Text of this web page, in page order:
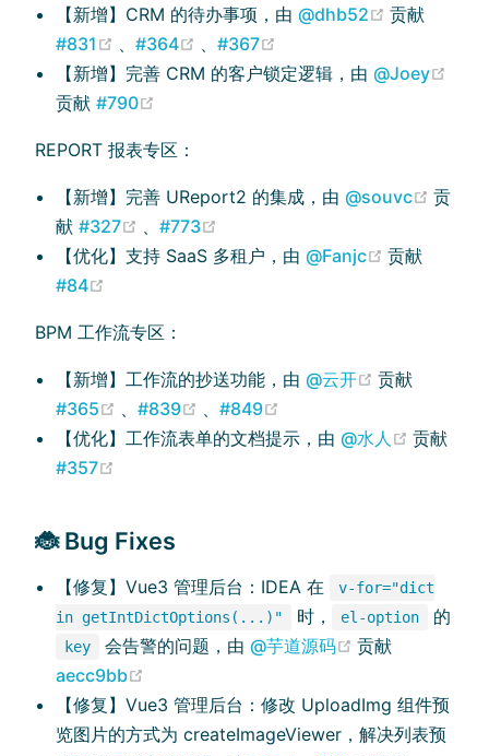
【新增】CRM 的待办事项，由@dhb52 (opens
贡献
#831
(opens new window)
、#364 (opens new window)
、#367
【新增】完善 CRM 的客户锁定逻辑，由@Joey
贡献#790
REPORT 报表专区：
【新增】完善 UReport2 的集成，由@souvc
贡
献#327 (opens new window)
、#773
【优化】支持 SaaS 多租户，由@Fanjc (opens
贡献
#84
BPM 工作流专区：
【新增】工作流的抄送功能，由@云开 (opens new
贡献
#365
(opens new window)
、#839 (opens new window)
、#849
【优化】工作流表单的文档提示，由@水人 (opens
贡献
#357
🐞 Bug Fixes
【修复】Vue3 管理后台：IDEA 在
v-for="dict
in getIntDictOptions(...)"
时， el-option 的
key 会告警的问题，由@芋道源码 (opens new
贡献
aecc9bb
【修复】Vue3 管理后台：修改 UploadImg 组件预
览图片的方式为 createImageViewer，解决列表预